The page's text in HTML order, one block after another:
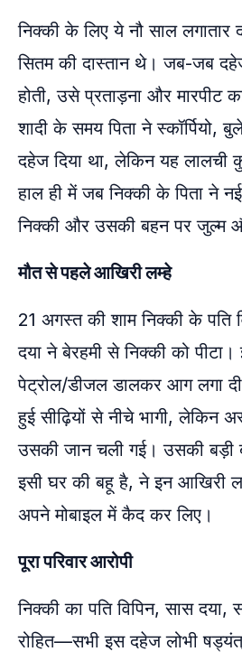
निक्की के लिए ये नौ साल लगातार
सितम की दास्तान थे। जब-जब
होती, उसे प्रताड़ना और मारपीट
शादी के समय पिता ने स्कॉर्पियो,
दहेज दिया था, लेकिन यह लालची
हाल ही में जब निक्की के पिता ने नई
निक्की और उसकी बहन पर जुल्म
मौत से पहले आखिरी लम्हे
21 अगस्त की शाम निक्की के पति
दया ने बेरहमी से निक्की को
पेट्रोल/डीजल डालकर आग लगा
हुई सीढ़ियों से नीचे भागी, लेकिन
उसकी जान चली गई। उसकी
इसी घर की बहू है, ने इन आखिरी
अपने मोबाइल में कैद कर लिए।
पूरा परिवार आरोपी
निक्की का पति विपिन, सास
रोहित—सभी इस दहेज लोभी